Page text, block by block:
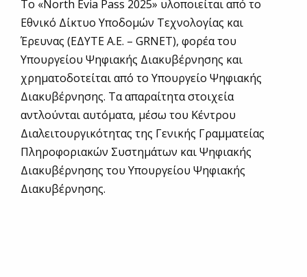
Το «North Evia Pass 2025» υλοποιείται από το
Εθνικό Δίκτυο Υποδομών Τεχνολογίας και
Έρευνας (ΕΔΥΤΕ Α.Ε. – GRNET), φορέα του
Υπουργείου Ψηφιακής Διακυβέρνησης και
χρηματοδοτείται από το Υπουργείο Ψηφιακής
Διακυβέρνησης. Τα απαραίτητα στοιχεία
αντλούνται αυτόματα, μέσω του Κέντρου
Διαλειτουργικότητας της Γενικής Γραμματείας
Πληροφοριακών Συστημάτων και Ψηφιακής
Διακυβέρνησης του Υπουργείου Ψηφιακής
Διακυβέρνησης.